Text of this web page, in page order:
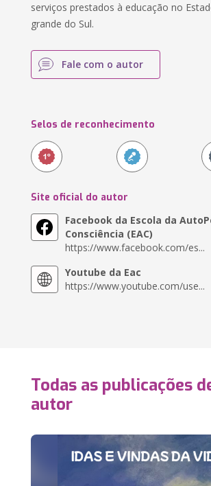
serviços prestados à educação no
grande do Sul.
Fale com o autor
Selos de reconhecimento
Site oficial do autor
Facebook da Escola da
Consciência (EAC)
https://www.facebook.com/es...
Youtube da Eac
https://www.youtube.com/use...
Todas as publicações
autor